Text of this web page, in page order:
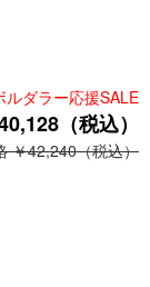
ルダラー応援SALE
（税込）
￥42,240（税込）